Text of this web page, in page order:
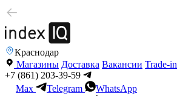
Краснодар
Магазины Доставка Вакансии Trade-in
+7 (861) 203-39-59
Max
Telegram
WhatsApp